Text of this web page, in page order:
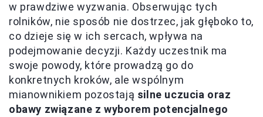
w prawdziwe wyzwania. Obserwując tych
rolników, nie sposób nie dostrzec, jak głęboko to,
co dzieje się w ich sercach, wpływa na
podejmowanie decyzji. Każdy uczestnik ma
swoje powody, które prowadzą go do
konkretnych kroków, ale wspólnym
mianownikiem pozostają silne uczucia oraz
obawy związane z wyborem potencjalnego